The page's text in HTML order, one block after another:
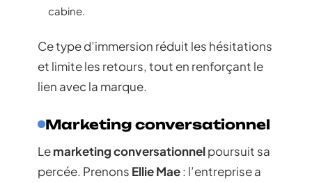
cabine.
Ce type d’immersion réduit les hésitations
et limite les retours, tout en renforçant le
lien avec la marque.
Marketing conversationnel
Lemarketing conversationnelpoursuit sa
percée. Prenons Ellie Mae: l’entreprise a